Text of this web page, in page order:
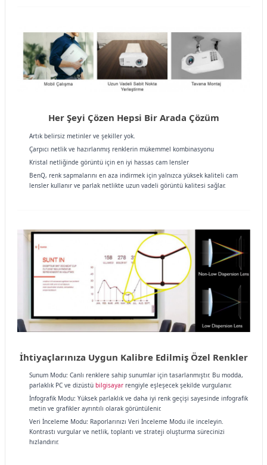
Her Şeyi Çözen Hepsi Bir Arada Çözüm
Artık belirsiz metinler ve şekiller yok.
Çarpıcı netlik ve hazırlanmış renklerin mükemmel kombinasyonu
Kristal netliğinde görüntü için en iyi hassas cam lensler
BenQ, renk sapmalarını en aza indirmek için yalnızca yüksek kaliteli cam
lensler kullanır ve parlak netlikte uzun vadeli görüntü kalitesi sağlar.
İhtiyaçlarınıza Uygun Kalibre Edilmiş Özel Renkler
Sunum Modu: Canlı renklere sahip sunumlar için tasarlanmıştır. Bu modda,
parlaklık PC ve dizüstü bilgisayarrengiyle eşleşecek şekilde vurgulanır.
İnfografik Modu: Yüksek parlaklık ve daha iyi renk geçişi sayesinde infografik
metin ve grafikler ayrıntılı olarak görüntülenir.
Veri İnceleme Modu: Raporlarınızı Veri İnceleme Modu ile inceleyin.
Kontrastı vurgular ve netlik, toplantı ve strateji oluşturma sürecinizi
hızlandırır.